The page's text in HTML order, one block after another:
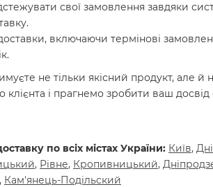
свої замовлення завдяки
включаючи термінові
не тільки якісний продукт, але й
і прагнемо зробити ваш
по всіх містах України: Київ,
, Рiвне, Кропивницький,
, Кам'янець-Подiльский